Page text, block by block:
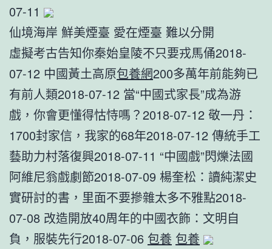
07-11
仙境海岸 鮮美煙臺 愛在煙臺 難以分開
虛擬考古告知你秦始皇陵不只要戎馬俑2018-
07-12 中國黃土高原包養網200多萬年前能夠已
有前人類2018-07-12 當“中國式家長”成為游
戲，你會更懂得怙恃嗎？2018-07-12 敬一丹：
1700封家信，我家的68年2018-07-12 傳統手工
藝助力村落復興2018-07-11 “中國戲”閃爍法國
阿維尼翁戲劇節2018-07-09 楊奎松：讀純潔史
實研討的書，里面不要摻雜太多不雅點2018-
07-08 改造開放40周年的中國衣飾：文明自
負，服裝先行2018-07-06 包養 包養